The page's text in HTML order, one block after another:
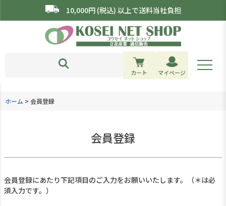
10,000円 (税込) 以上で送料当社負担
カート マイページ
ホーム 会員登録
会員登録
会員登録にあたり下記項目のご入力をお願いいたします。（＊は必
須入力です。）